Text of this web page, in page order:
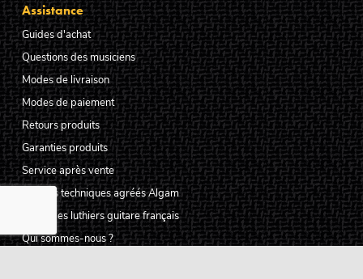
Assistance
Guides d'achat
Questions des musiciens
Modes de livraison
Modes de paiement
Retours produits
Garanties produits
Service après vente
Centres techniques agréés Algam
Carte des luthiers guitare français
Qui sommes-nous ?